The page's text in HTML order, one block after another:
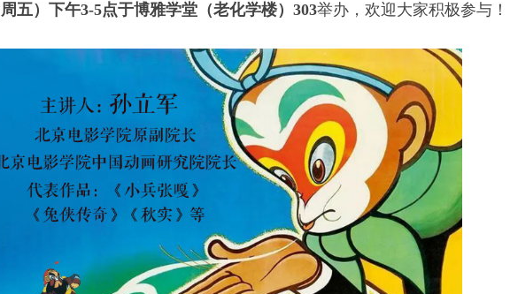
五）下午3-5点于博雅学堂（老化学楼）303举办，欢迎大家积极参与！